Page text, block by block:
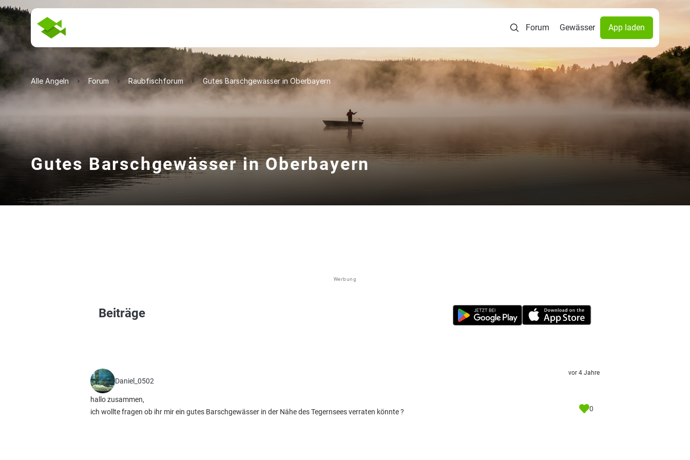
Forum Gewässer App laden
Alle Angeln Forum Raubfischforum Gutes Barschgewässer in Oberbayern
Gutes Barschgewässer in Oberbayern
Werbung
Beiträge
Daniel_0502
hallo zusammen,
ich wollte fragen ob ihr mir ein gutes Barschgewässer in der Nähe des Tegernsees verraten könnte ?
vor 4 Jahre
0